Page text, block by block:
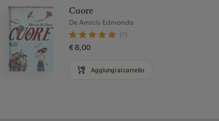
Cuore
De Amicis Edmondo
(1)
€ 8,00
Aggiungi al carrello